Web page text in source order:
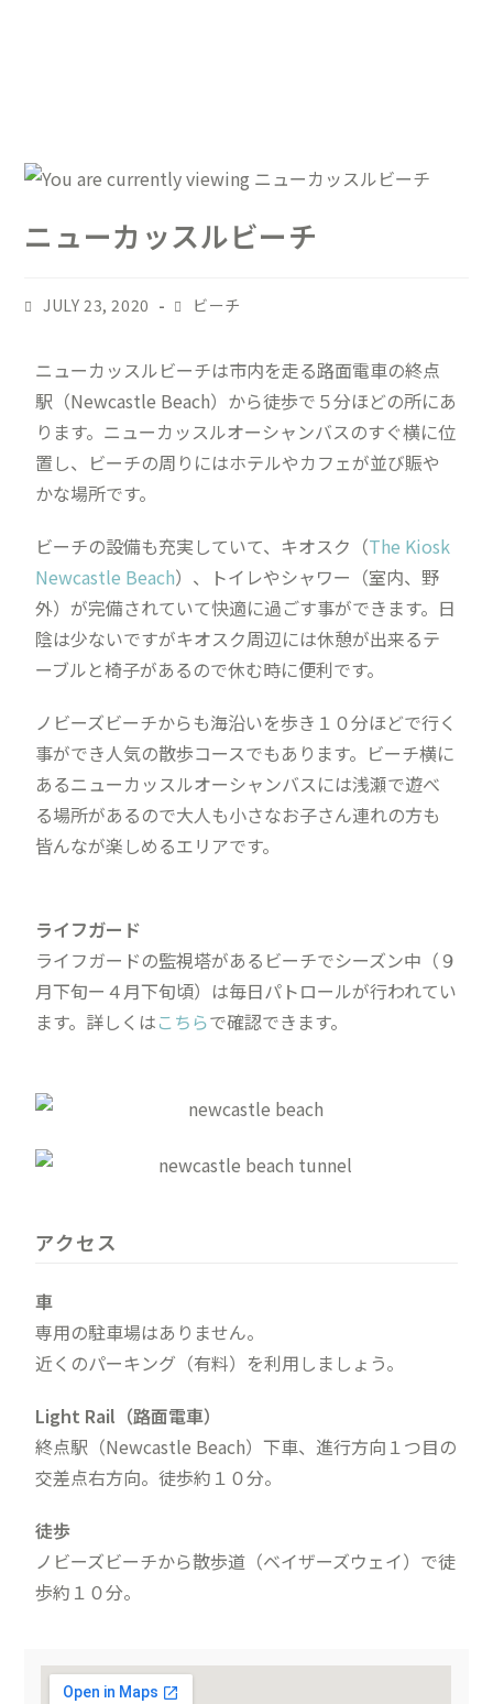
ニューカッスルビーチ
JULY 23, 2020 ビーチ
ニューカッスルビーチは市内を走る路面電車の終点
駅（Newcastle Beach）から徒歩で５分ほどの所にあ
ります。ニューカッスルオーシャンバスのすぐ横に位
置し、ビーチの周りにはホテルやカフェが並び賑や
かな場所です。
ビーチの設備も充実していて、キオスク（The Kiosk
Newcastle Beach）、トイレやシャワー（室内、野
外）が完備されていて快適に過ごす事ができます。日
陰は少ないですがキオスク周辺には休憩が出来るテ
ーブルと椅子があるので休む時に便利です。
ノビーズビーチからも海沿いを歩き１０分ほどで行く
事ができ人気の散歩コースでもあります。ビーチ横に
あるニューカッスルオーシャンバスには浅瀬で遊べ
る場所があるので大人も小さなお子さん連れの方も
皆んなが楽しめるエリアです。
ライフガード
ライフガードの監視塔があるビーチでシーズン中（９
月下旬ー４月下旬頃）は毎日パトロールが行われてい
ます。詳しくはこちらで確認できます。
アクセス
車
専用の駐車場はありません。
近くのパーキング（有料）を利用しましょう。
Light Rail（路面電車）
終点駅（Newcastle Beach）下車、進行方向１つ目の
交差点右方向。徒歩約１０分。
徒歩
ノビーズビーチから散歩道（ベイザーズウェイ）で徒
歩約１０分。